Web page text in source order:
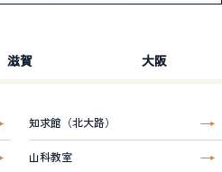
滋賀 大阪
知求館（北大路）
山科教室